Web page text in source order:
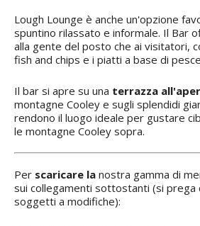
Lough Lounge è anche un'opzione
spuntino rilassato e informale. Il Bar
alla gente del posto che ai visitatori,
fish and chips e i piatti a base di
Il bar si apre su una terrazza
montagne Cooley e sugli splendidi
rendono il luogo ideale per gustare
le montagne Cooley sopra.
Per scaricare la nostra gamma di
sui collegamenti sottostanti (si prega
soggetti a modifiche):